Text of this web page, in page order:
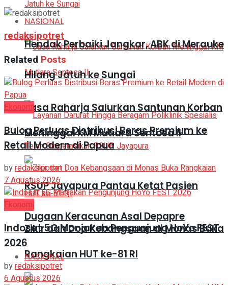
NASIONAL
Jasa Raharja Salurkan Santunan Korban
Meninggal KM Mutiara Sentosa II
Zikir dan Doa Kebangsaan di Monas Buka
Rangkaian HUT ke-81 RI
Hendak Perbaiki Jangkar, ABK di Merauke
Hilang Jatuh ke Sungai
RSUP Jayapura Pantau Ketat Pasien
Dugaan Keracunan Asal Depapre
NASIONAL
redaksipotret
Related Posts
Ekonomi
Bulog Perluas Distribusi Beras Premium ke
Retail Modern di Papua
byredaksipotret
7 Agustus 2026
Ekonomi
Indosat 5G Manjakan Pengunjung HoYo FEST
2026
byredaksipotret
6 Agustus 2026